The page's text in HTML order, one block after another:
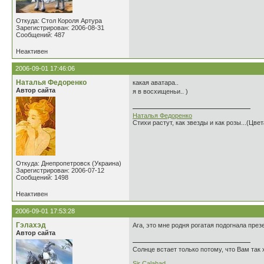
Откуда: Стол Короля Артура
Зарегистрирован: 2006-08-31
Сообщений: 487
Неактивен
2006-09-01 17:46:06
Наталья Федоренко
Автор сайта
Откуда: Днепропетровск (Украина)
Зарегистрирован: 2006-07-12
Сообщений: 1498
какая аватара..
я в восхищеньи.. )
Наталья Федоренко
Стихи растут, как звезды и как
Неактивен
2006-09-01 17:53:28
Гэлахэд
Автор сайта
Ага, это мне родня рогатая подогнала
Солнце встает только потому, что Вам так